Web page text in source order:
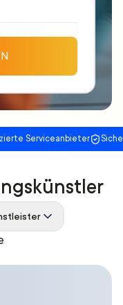
Serviceanbieter